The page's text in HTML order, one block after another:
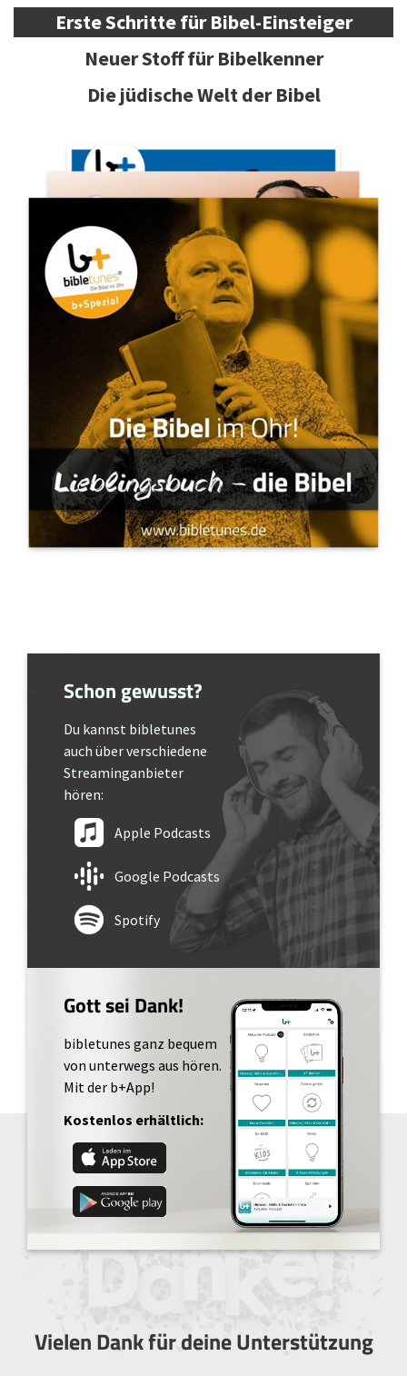
Erste Schritte für Bibel-Einsteiger
Neuer Stoff für Bibelkenner
Die jüdische Welt der Bibel
Schon gewusst?
Du kannst bibletunes
auch über verschiedene
Streaminganbieter
hören:
Apple Podcasts
Google Podcasts
Spotify
Gott sei Dank!
bibletunes ganz bequem
von unterwegs aus hören.
Mit der b+App!
Kostenlos erhältlich:
Vielen Dank für deine Unterstützung